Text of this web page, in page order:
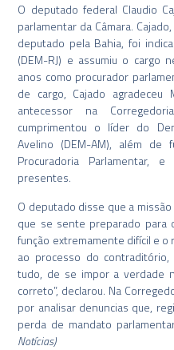
O deputado federal Claudio
parlamentar da Câmara.
deputado pela Bahia, foi
(DEM-RJ) e assumiu o cargo
anos como procurador
de cargo, Cajado agradeceu
antecessor na
cumprimentou o líder do
Avelino (DEM-AM), além de
Procuradoria Parlamentar,
presentes.
O deputado disse que a
que se sente preparado para
função extremamente difícil e
ao processo do
tudo, de se impor a verdade
correto”, declarou. Na
por analisar denuncias que,
perda de mandato
Notícias)